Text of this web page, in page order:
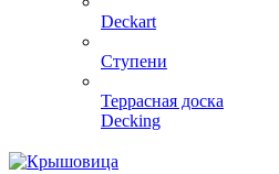
Deckart
Ступени
Террасная доска
Decking